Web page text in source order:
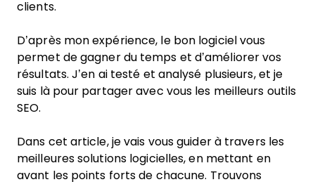
clients.
D’après mon expérience, le bon logiciel vous
permet de gagner du temps et d’améliorer vos
résultats. J’en ai testé et analysé plusieurs, et je
suis là pour partager avec vous les meilleurs outils
SEO.
Dans cet article, je vais vous guider à travers les
meilleures solutions logicielles, en mettant en
avant les points forts de chacune. Trouvons